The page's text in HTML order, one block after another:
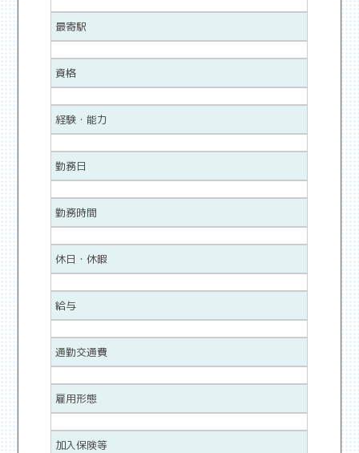
最寄駅
資格
経験・能力
勤務日
勤務時間
休日・休暇
給与
通勤交通費
雇用形態
加入保険等